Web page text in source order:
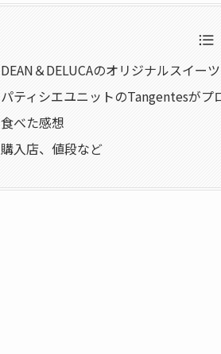
DEAN＆DELUCAのオリジナルスイーツ
パティシエユニットのTangentesがプ
食べた感想
購入店、値段など